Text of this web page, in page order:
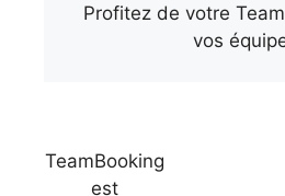
Profitez de votre
vos
TeamBooking
est